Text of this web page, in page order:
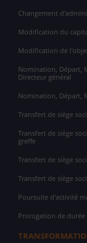
Changement
Modification du
Modification de
Nomination, Départ,
Directeur général
Nomination, Départ,
Transfert de siège
Transfert de siège
greffe
Transfert de siège
Transfert de siège
Poursuite d'activité
Prorogation de durée